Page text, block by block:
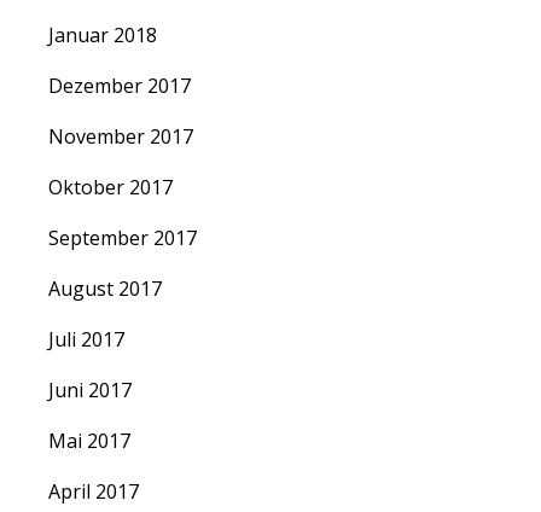
Januar 2018
Dezember 2017
November 2017
Oktober 2017
September 2017
August 2017
Juli 2017
Juni 2017
Mai 2017
April 2017